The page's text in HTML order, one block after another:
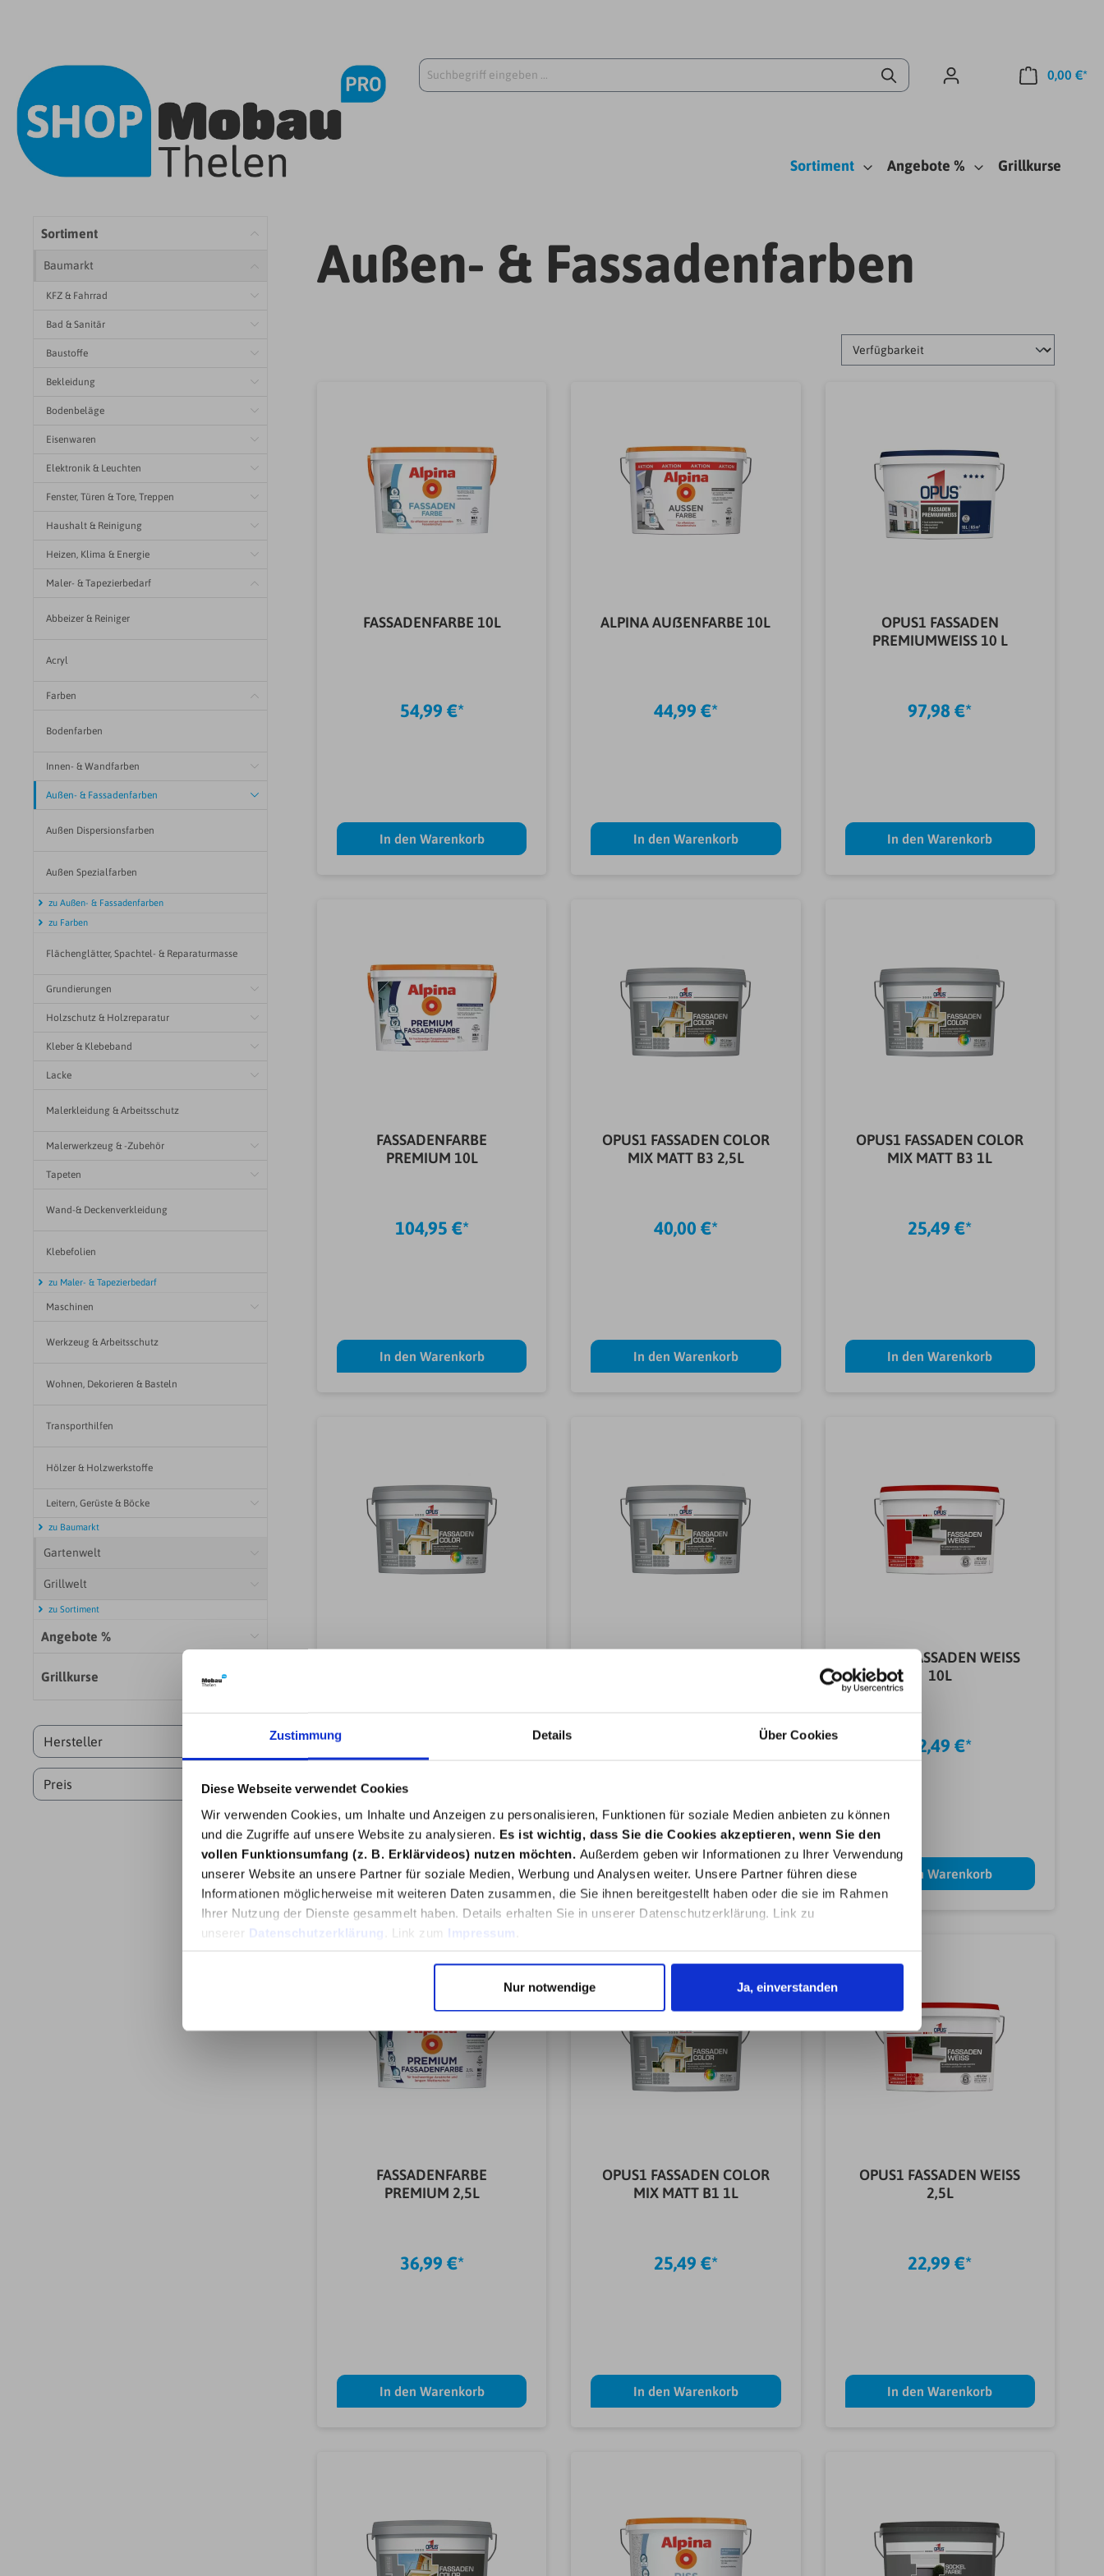
Zustimmung Details Über Cookies
Diese Webseite verwendet Cookies
Wir verwenden Cookies, um Inhalte und Anzeigen zu personalisieren, Funktionen für soziale Medien anbieten zu können
und die Zugriffe auf unsere Website zu analysieren. Es ist wichtig, dass Sie die Cookies akzeptieren, wenn Sie den
vollen Funktionsumfang (z. B. Erklärvideos) nutzen möchten. Außerdem geben wir Informationen zu Ihrer Verwendung
unserer Website an unsere Partner für soziale Medien, Werbung und Analysen weiter. Unsere Partner führen diese
Informationen möglicherweise mit weiteren Daten zusammen, die Sie ihnen bereitgestellt haben oder die sie im Rahmen
Ihrer Nutzung der Dienste gesammelt haben. Details erhalten Sie in unserer Datenschutzerklärung. Link zu
unserer Datenschutzerklärung . Link zum Impressum
Nur notwendige Ja, einverstanden
0,00 €*
Sortiment Angebote % Grillkurse
Sortiment
Baumarkt
KFZ & Fahrrad
Bad & Sanitär
Baustoffe
Bekleidung
Bodenbeläge
Eisenwaren
Elektronik & Leuchten
Fenster, Türen & Tore, Treppen
Haushalt & Reinigung
Heizen, Klima & Energie
Maler- & Tapezierbedarf
Abbeizer & Reiniger
Acryl
Farben
Bodenfarben
Innen- & Wandfarben
Außen- & Fassadenfarben
Außen Dispersionsfarben
Außen Spezialfarben
zu Außen- & Fassadenfarben
zu Farben
Flächenglätter, Spachtel- & Reparaturmasse
Grundierungen
Holzschutz & Holzreparatur
Kleber & Klebeband
Lacke
Malerkleidung & Arbeitsschutz
Malerwerkzeug & -Zubehör
Tapeten
Wand-& Deckenverkleidung
Klebefolien
zu Maler- & Tapezierbedarf
Maschinen
Werkzeug & Arbeitsschutz
Wohnen, Dekorieren & Basteln
Transporthilfen
Hölzer & Holzwerkstoffe
Leitern, Gerüste & Böcke
zu Baumarkt
Gartenwelt
Grillwelt
zu Sortiment
Angebote %
Grillkurse
Hersteller
Preis
Außen- & Fassadenfarben
FASSADENFARBE 10L
54,99 €*
In den Warenkorb
ALPINA AUßENFARBE 10L
44,99 €*
In den Warenkorb
OPUS1 FASSADEN
PREMIUMWEISS 10 L
97,98 €*
In den Warenkorb
FASSADENFARBE
PREMIUM 10L
104,95 €*
In den Warenkorb
OPUS1 FASSADEN COLOR
MIX MATT B3 2,5L
40,00 €*
In den Warenkorb
OPUS1 FASSADEN COLOR
MIX MATT B3 1L
25,49 €*
In den Warenkorb
In den Warenkorb In den Warenkorb
OPUS1 FASSADEN WEISS
10L
52,49 €*
In den Warenkorb
FASSADENFARBE
PREMIUM 2,5L
36,99 €*
In den Warenkorb
OPUS1 FASSADEN COLOR
MIX MATT B1 1L
25,49 €*
In den Warenkorb
OPUS1 FASSADEN WEISS
2,5L
22,99 €*
In den Warenkorb